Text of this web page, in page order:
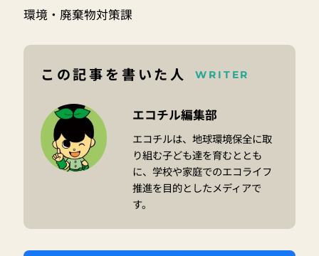
環境・廃棄物対策課
この記事を書いた人 WRITER
エコチル編集部
エコチルは、地球環境保全に取
り組む子ども達を育むととも
に、学校や家庭でのエコライフ
推進を目的としたメディアで
す。